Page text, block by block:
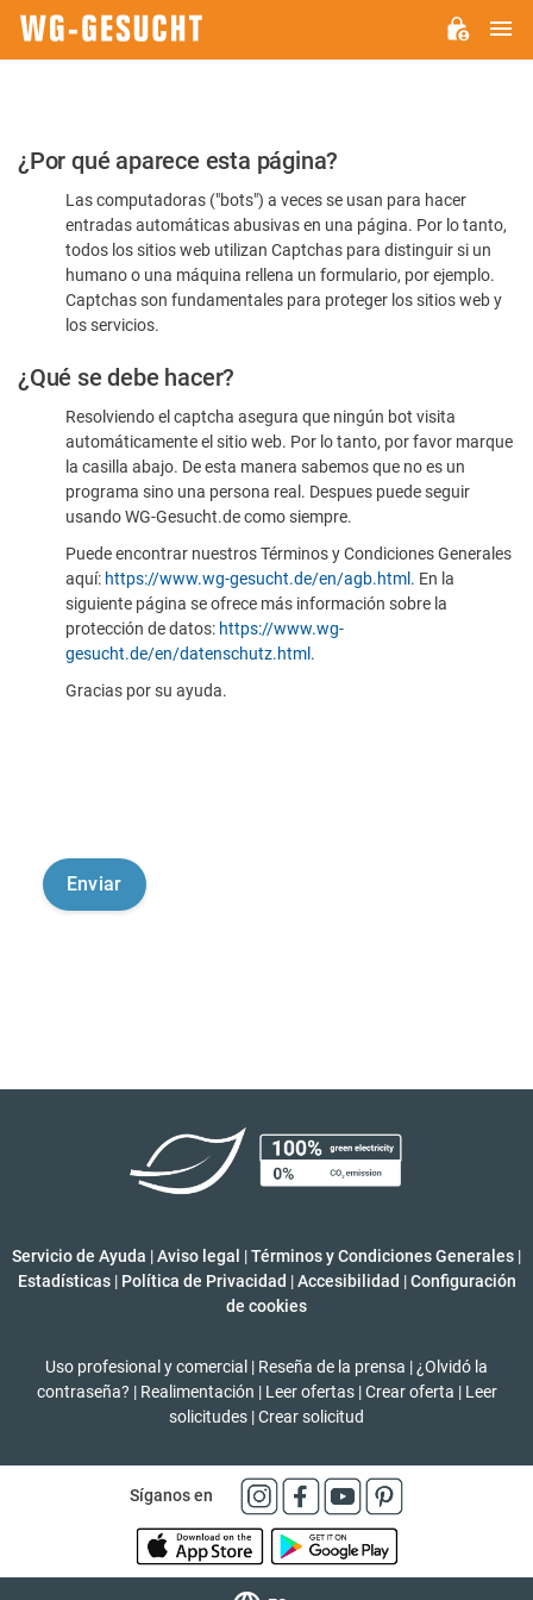
Por
favor,
confirme
humano
¿Por qué aparece esta página?
Las computadoras ("bots") a veces se usan para hacer
entradas automáticas abusivas en una página. Por lo tanto,
todos los sitios web utilizan Captchas para distinguir si un
humano o una máquina rellena un formulario, por ejemplo.
Captchas son fundamentales para proteger los sitios web y
los servicios.
¿Qué se debe hacer?
Resolviendo el captcha asegura que ningún bot visita
automáticamente el sitio web. Por lo tanto, por favor marque
la casilla abajo. De esta manera sabemos que no es un
programa sino una persona real. Despues puede seguir
usando WG-Gesucht.de como siempre.
Puede encontrar nuestros Términos y Condiciones Generales
aquí: https://www.wg-gesucht.de/en/agb.html . En la
siguiente página se ofrece más información sobre la
protección de datos: https://www.wg-
gesucht.de/en/datenschutz.html .
Gracias por su ayuda.
Servicio de Ayuda |Aviso legal |Términos y Condiciones Generales |
Estadísticas | Política de Privacidad | Accesibilidad | Configuración
de cookies
Uso profesional y comercial | Reseña de la prensa | ¿Olvidó la
contraseña? | Realimentación | Leer ofertas | Crear oferta | Leer
solicitudes |Crear solicitud
Síganos en